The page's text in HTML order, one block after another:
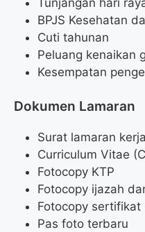
BPJS Kesehatan
Cuti tahunan
Peluang kenaikan
Kesempatan
Dokumen Lamaran
Surat lamaran kerja
Curriculum Vitae
Fotocopy KTP
Fotocopy ijazah
Fotocopy sertifikat
Pas foto terbaru